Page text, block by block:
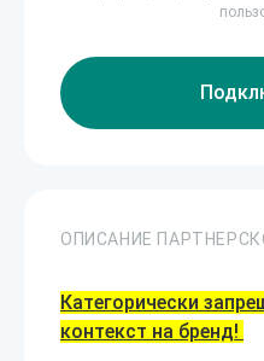
ОПИСАНИЕ
Категорически
контекст на бренд!